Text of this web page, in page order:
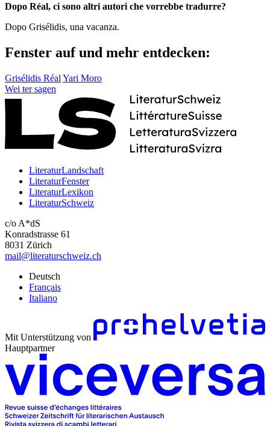
Dopo Réal, ci sono altri autori che vorrebbe tradurre?
Dopo Grisélidis, una vacanza.
Fenster auf und mehr entdecken:
Grisélidis Réal Yari Moro
Wei ter sagen
LiteraturLandschaft
LiteraturFenster
LiteraturLexikon
LiteraturSchweiz
c/o A*dS
Konradstrasse 61
8031 Zürich
mail@literaturschweiz.ch
Deutsch
Français
Italiano
Mit Unterstützung von
Hauptpartner